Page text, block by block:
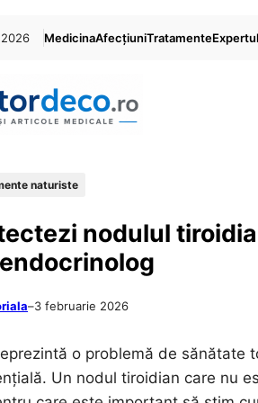
MedicinaAfecțiuniTratamente
naturiste
nodulul
–3 februarie 2026
o problemă de sănătate
Un nodul tiroidian care nu